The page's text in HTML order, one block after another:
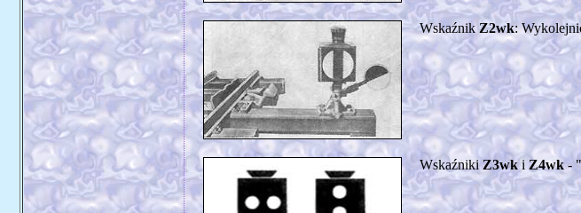
Wskaźnik Z2wk:
WskaźnikiZ3wki Z4wk-